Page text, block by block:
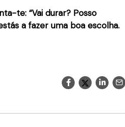
te: “Vai durar? Posso
a fazer uma boa escolha.